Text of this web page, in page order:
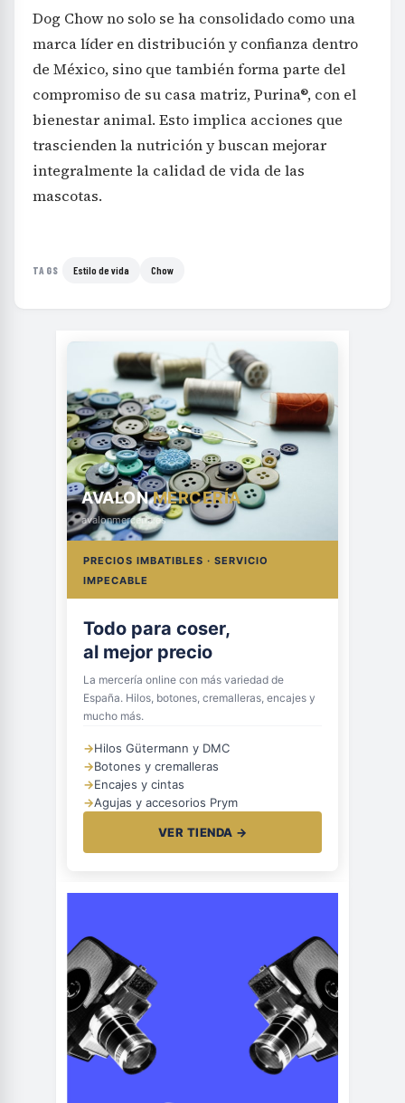
Dog Chow no solo se ha consolidado como una
marca líder en distribución y confianza dentro
de México, sino que también forma parte del
compromiso de su casa matriz, Purina®, con el
bienestar animal. Esto implica acciones que
trascienden la nutrición y buscan mejorar
integralmente la calidad de vida de las
mascotas.
TAGS Estilo de vida Chow
AVALONMERCERÍA
avalonmerceria.es
PRECIOS IMBATIBLES · SERVICIO
IMPECABLE
Todo para coser,
al mejor precio
La mercería online con más variedad de
España. Hilos, botones, cremalleras, encajes y
mucho más.
→Hilos Gütermann y DMC
→Botones y cremalleras
→Encajes y cintas
→Agujas y accesorios Prym
VER TIENDA →